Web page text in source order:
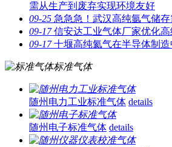
需从生产到废弃实现环境友好
09-25 急急急！武汉高纯氩气储
09-17信安达工业气体厂家优化
09-17十堰高纯氦气在半导体制造
标准气体
随州电力工业标准气体 details
随州电子标准气体 details